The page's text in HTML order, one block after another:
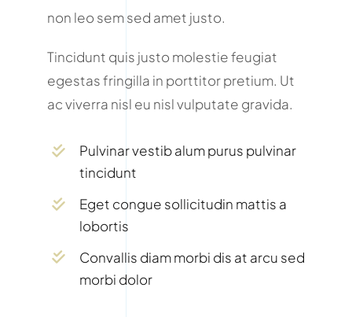
non leo sem sed amet justo.
Tincidunt quis justo molestie feugiat
egestas fringilla in porttitor pretium. Ut
ac viverra nisl eu nisl vulputate gravida.
Pulvinar vestib alum purus pulvinar
tincidunt
Eget congue sollicitudin mattis a
lobortis
Convallis diam morbi dis at arcu sed
morbi dolor